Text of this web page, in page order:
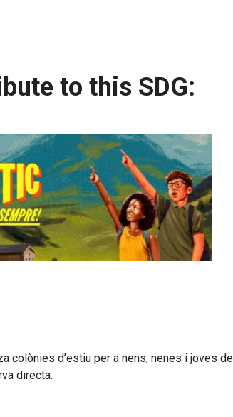
to this SDG:
colònies d’estiu per a nens, nenes i joves
directa.